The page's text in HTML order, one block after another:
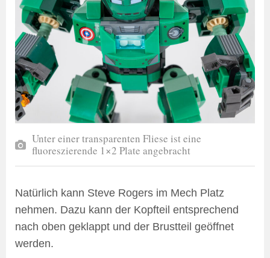
Unter einer transparenten Fliese ist eine
fluoreszierende 1×2 Plate angebracht
Natürlich kann Steve Rogers im Mech Platz
nehmen. Dazu kann der Kopfteil entsprechend
nach oben geklappt und der Brustteil geöffnet
werden.